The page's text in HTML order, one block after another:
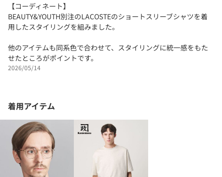
【コーディネート】
BEAUTY&YOUTH別注のLACOSTEのショートスリーブシャツを着
用したスタイリングを組みました。
他のアイテムも同系色で合わせて、スタイリングに統一感をもた
せたところがポイントです。
2026/05/14
着用アイテム